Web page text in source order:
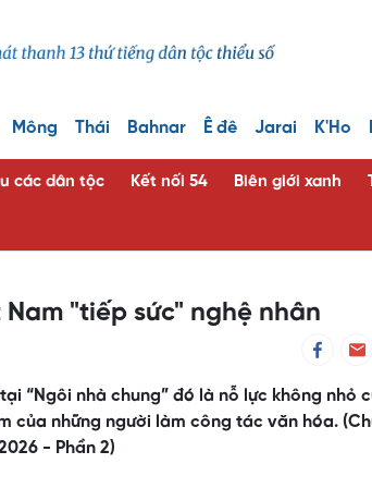
Mông Thái Bahnar Ê đê Jarai K'Ho
các dân tộc Kết nối 54 Biên giới xanh
"tiếp sức" nghệ nhân
“Ngôi nhà chung” đó là nỗ lực không nhỏ
của những người làm công tác văn hóa.
- Phần 2)